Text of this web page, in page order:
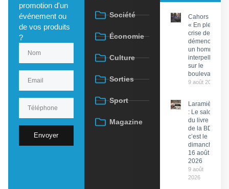
promotion d'un
événement ou
de vos produits
?
Envoyer
Société
Économie
Culture
Sorties
Sport
Magazine
Cahors :
« En pleine
crise de
démence »,
un homme
interpellé
sur le
boulevard
9 août 2026
Laramière
: Le salon
du livre et
de la BD,
c’est le
dimanche
16 août
2026
9 août
2026